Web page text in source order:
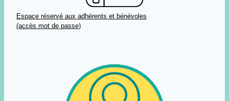
Espace réservé aux adhérents et bénévoles
(accès mot de passe)